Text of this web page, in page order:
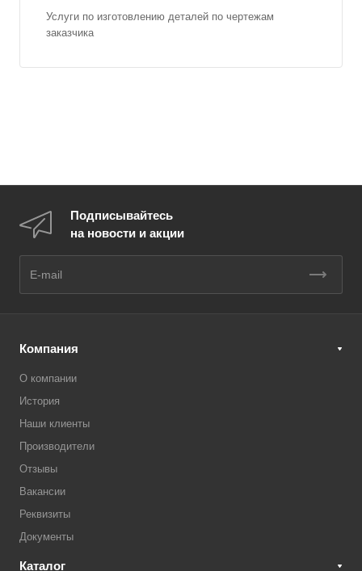
Услуги по изготовлению деталей по чертежам
заказчика
Подписывайтесь
на новости и акции
Компания
О компании
История
Наши клиенты
Производители
Отзывы
Вакансии
Реквизиты
Документы
Каталог